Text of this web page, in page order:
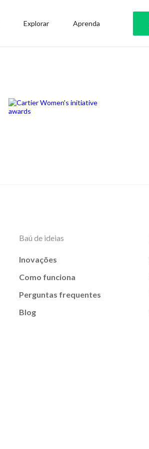
Explorar Aprenda
Baú de ideias
Inovações
Como funciona
Perguntas frequentes
Blog